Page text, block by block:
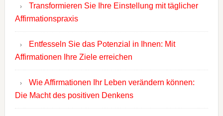
Transformieren Sie Ihre Einstellung mit täglicher
Affirmationspraxis
Entfesseln Sie das Potenzial in Ihnen: Mit
Affirmationen Ihre Ziele erreichen
Wie Affirmationen Ihr Leben verändern können:
Die Macht des positiven Denkens